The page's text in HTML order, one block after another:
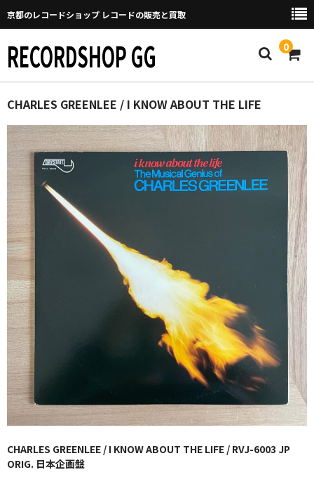
京都のレコードショップ レコードの販売と買取
RECORDSHOP GG 0
Home
マイページ
GGについて
買取について
取り置きなどについて
Categories
New Arrivals
新譜
GG RECORD （当店のレーベル）
全商品
JAZZ-US
BLUE NOTE
JAZZ-EU
CHARLES GREENLEE / I KNOW ABOUT THE LIFE
CHARLES GREENLEE / I KNOW ABOUT THE LIFE / RVJ-6003 JP
ORIG. 日本企画盤